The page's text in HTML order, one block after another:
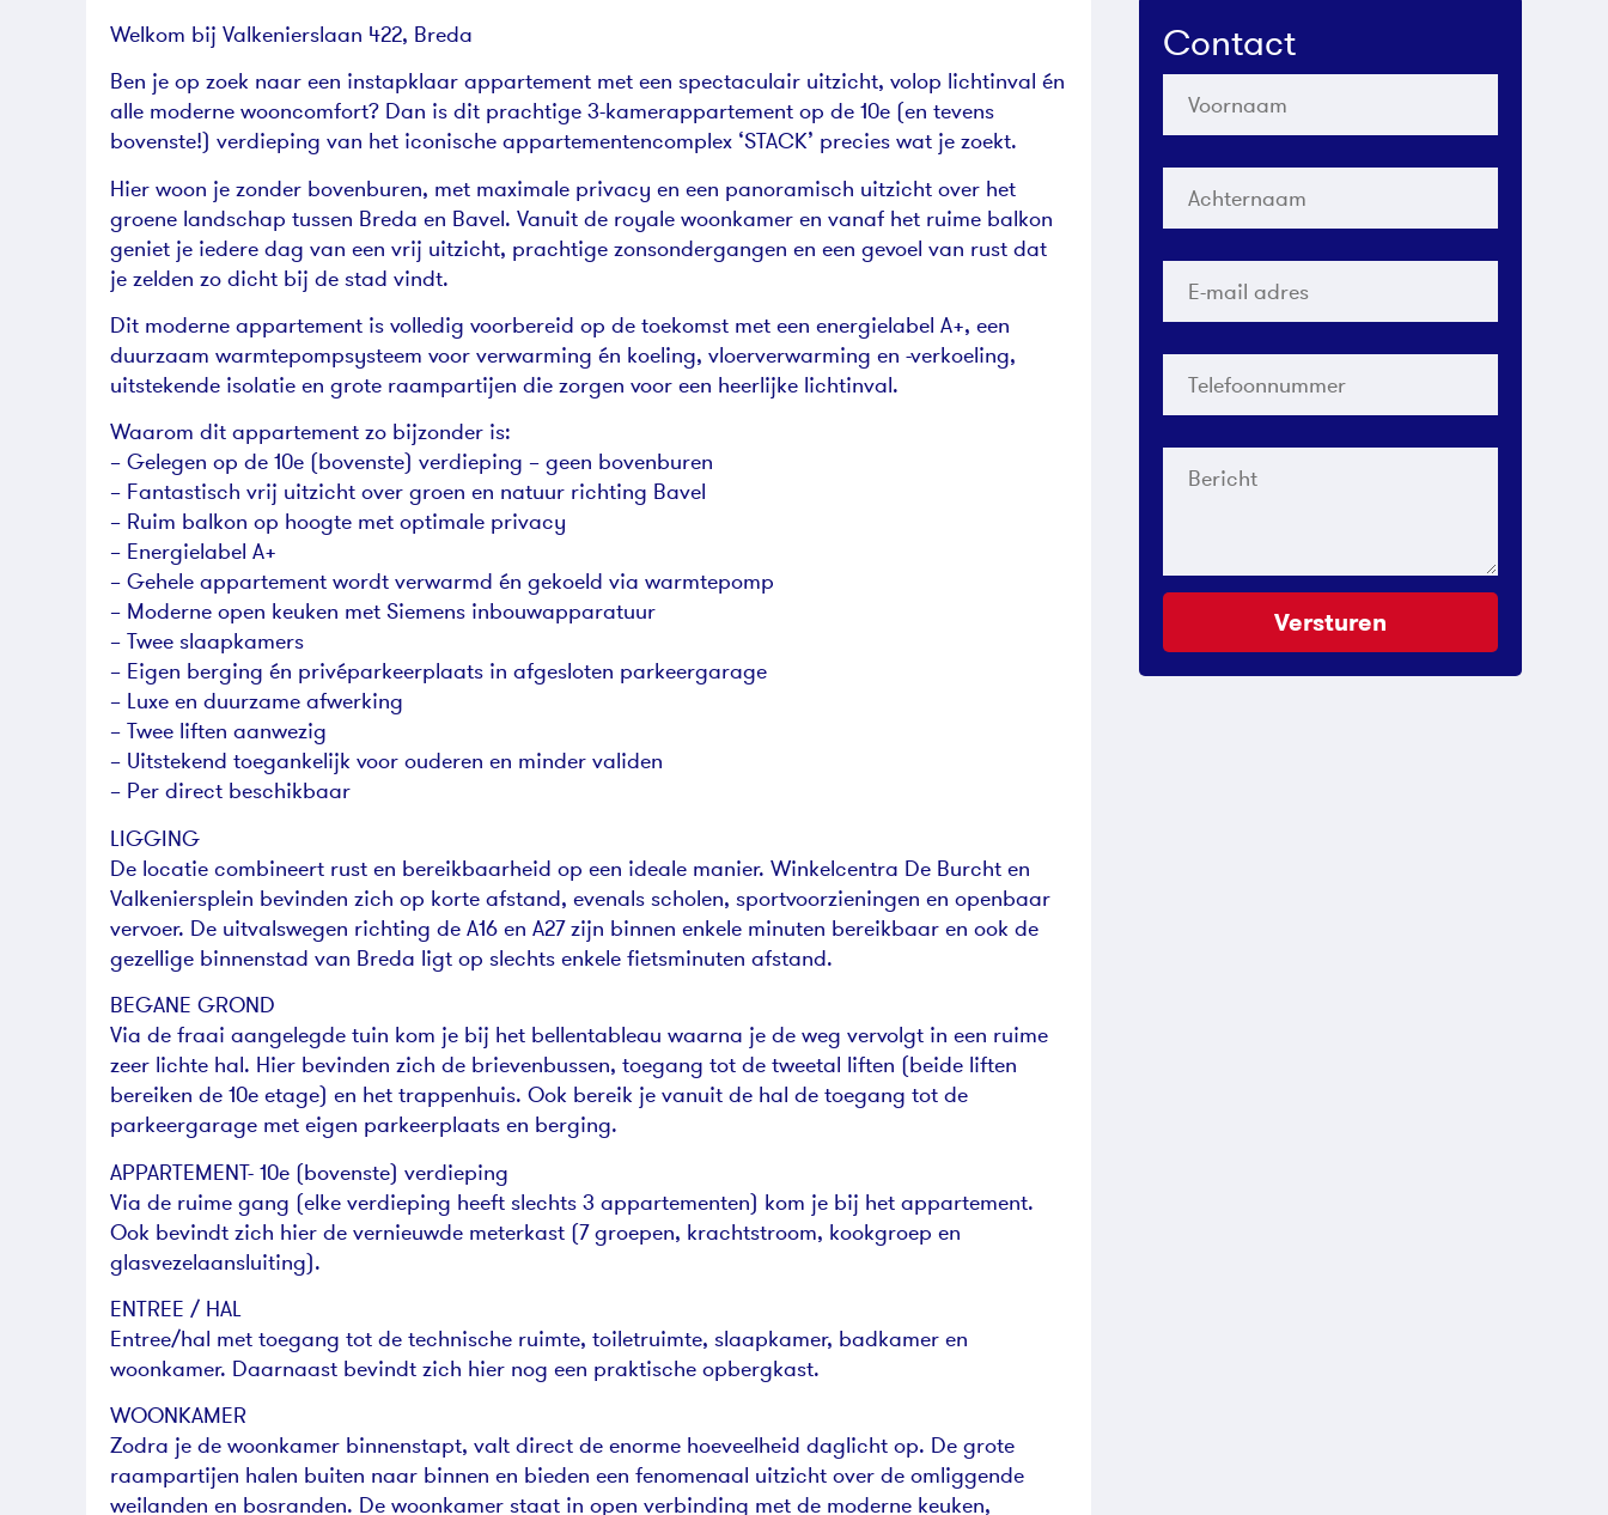
Welkom bij Valkenierslaan 422, Breda
Ben je op zoek naar een instapklaar appartement met een spectaculair uitzicht, volop lichtinval én
alle moderne wooncomfort? Dan is dit prachtige 3-kamerappartement op de 10e (en tevens
bovenste!) verdieping van het iconische appartementencomplex ‘STACK’ precies wat je zoekt.
Hier woon je zonder bovenburen, met maximale privacy en een panoramisch uitzicht over het
groene landschap tussen Breda en Bavel. Vanuit de royale woonkamer en vanaf het ruime balkon
geniet je iedere dag van een vrij uitzicht, prachtige zonsondergangen en een gevoel van rust dat
je zelden zo dicht bij de stad vindt.
Dit moderne appartement is volledig voorbereid op de toekomst met een energielabel A+, een
duurzaam warmtepompsysteem voor verwarming én koeling, vloerverwarming en -verkoeling,
uitstekende isolatie en grote raampartijen die zorgen voor een heerlijke lichtinval.
Waarom dit appartement zo bijzonder is:
– Gelegen op de 10e (bovenste) verdieping – geen bovenburen
– Fantastisch vrij uitzicht over groen en natuur richting Bavel
– Ruim balkon op hoogte met optimale privacy
– Energielabel A+
– Gehele appartement wordt verwarmd én gekoeld via warmtepomp
– Moderne open keuken met Siemens inbouwapparatuur
– Twee slaapkamers
– Eigen berging én privéparkeerplaats in afgesloten parkeergarage
– Luxe en duurzame afwerking
– Twee liften aanwezig
– Uitstekend toegankelijk voor ouderen en minder validen
– Per direct beschikbaar
LIGGING
De locatie combineert rust en bereikbaarheid op een ideale manier. Winkelcentra De Burcht en
Valkeniersplein bevinden zich op korte afstand, evenals scholen, sportvoorzieningen en openbaar
vervoer. De uitvalswegen richting de A16 en A27 zijn binnen enkele minuten bereikbaar en ook de
gezellige binnenstad van Breda ligt op slechts enkele fietsminuten afstand.
BEGANE GROND
Via de fraai aangelegde tuin kom je bij het bellentableau waarna je de weg vervolgt in een ruime
zeer lichte hal. Hier bevinden zich de brievenbussen, toegang tot de tweetal liften (beide liften
bereiken de 10e etage) en het trappenhuis. Ook bereik je vanuit de hal de toegang tot de
parkeergarage met eigen parkeerplaats en berging.
APPARTEMENT- 10e (bovenste) verdieping
Via de ruime gang (elke verdieping heeft slechts 3 appartementen) kom je bij het appartement.
Ook bevindt zich hier de vernieuwde meterkast (7 groepen, krachtstroom, kookgroep en
glasvezelaansluiting).
ENTREE / HAL
Entree/hal met toegang tot de technische ruimte, toiletruimte, slaapkamer, badkamer en
woonkamer. Daarnaast bevindt zich hier nog een praktische opbergkast.
WOONKAMER
Zodra je de woonkamer binnenstapt, valt direct de enorme hoeveelheid daglicht op. De grote
raampartijen halen buiten naar binnen en bieden een fenomenaal uitzicht over de omliggende
weilanden en bosranden. De woonkamer staat in open verbinding met de moderne keuken,
Contact
mail
adres*
Versturen